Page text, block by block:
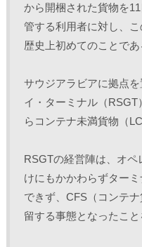
い
ウ
ィ
ン
ド
ウ
ま
す
)
し
て
く
だ
さ
い
い
ウ
ィ
ン
ド
ウ
ま
す
)
し
い
ウ
ィ
ン
ド
き
ま
す
き
す
)
から開梱された貨物を
管する利用者に対し、
歴史上初めてのことであ
サウジアラビアに拠点
イ・ターミナル（
らコンテナ未満貨物（
RSGTの経営陣は、オ
けにもかかわらずター
できず、CFS（コンテ
留する事態となったこ